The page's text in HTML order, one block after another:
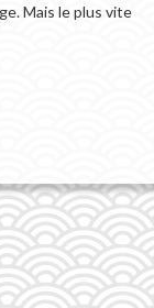
Mais le plus vite